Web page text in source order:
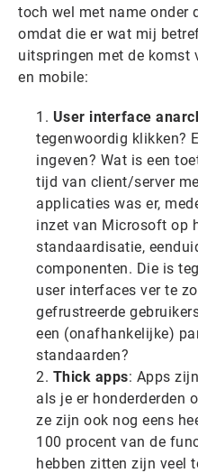
toch wel met name onder
omdat die er wat mij
uitspringen met de komst
en mobile:
User interface
tegenwoordig klikken?
ingeven? Wat is een
tijd van client/server
applicaties was er,
inzet van Microsoft op
standaardisatie,
componenten. Die is
user interfaces ver te
gefrustreerde
een (onafhankelijke)
standaarden?
Thick apps: Apps
als je er honderderden
ze zijn ook nog eens
100 procent van de
hebben zitten zijn veel